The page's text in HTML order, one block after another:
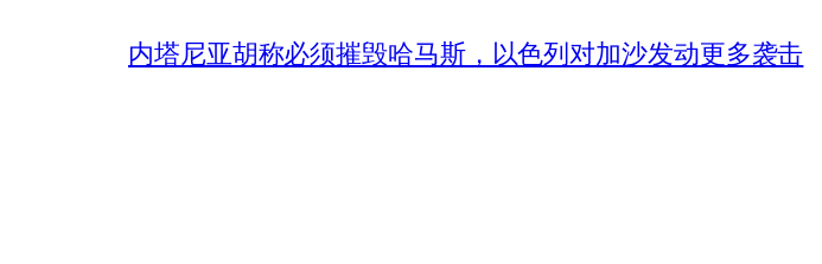
内塔尼亚胡称必须摧毁哈马斯，以色列对加沙发动更多袭击